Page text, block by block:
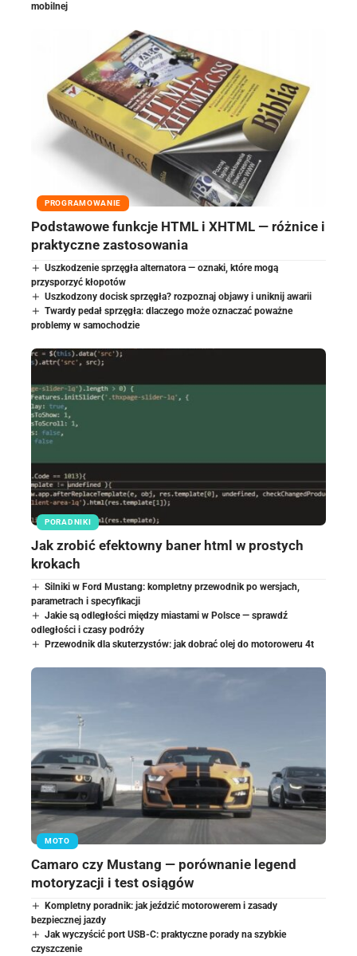
mobilnej
PROGRAMOWANIE
Podstawowe funkcje HTML i XHTML — różnice i
praktyczne zastosowania
Uszkodzenie sprzęgła alternatora — oznaki, które mogą
przysporzyć kłopotów
Uszkodzony docisk sprzęgła? rozpoznaj objawy i uniknij awarii
Twardy pedał sprzęgła: dlaczego może oznaczać poważne
problemy w samochodzie
PORADNIKI
Jak zrobić efektowny baner html w prostych
krokach
Silniki w Ford Mustang: kompletny przewodnik po wersjach,
parametrach i specyfikacji
Jakie są odległości między miastami w Polsce — sprawdź
odległości i czasy podróży
Przewodnik dla skuterzystów: jak dobrać olej do motoroweru 4t
MOTO
Camaro czy Mustang — porównanie legend
motoryzacji i test osiągów
Kompletny poradnik: jak jeździć motorowerem i zasady
bezpiecznej jazdy
Jak wyczyścić port USB-C: praktyczne porady na szybkie
czyszczenie